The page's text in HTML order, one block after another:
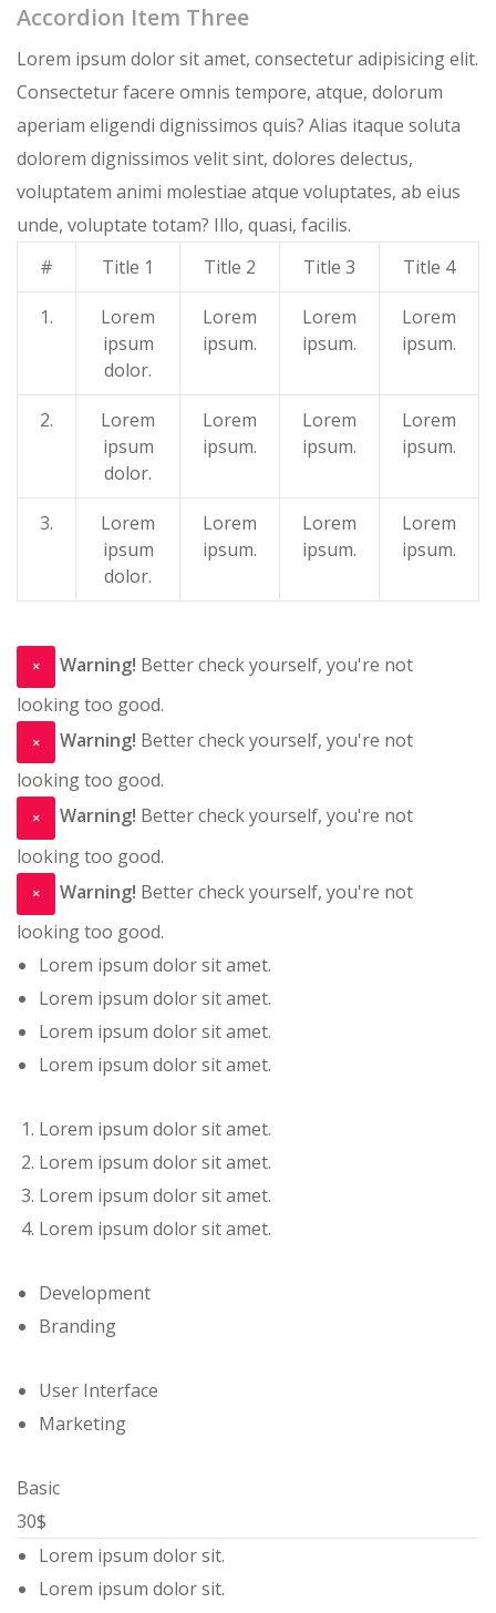
Accordion Item Three
Lorem ipsum dolor sit amet, consectetur adipisicing elit.
Consectetur facere omnis tempore, atque, dolorum
aperiam eligendi dignissimos quis? Alias itaque soluta
dolorem dignissimos velit sint, dolores delectus,
voluptatem animi molestiae atque voluptates, ab eius
unde, voluptate totam? Illo, quasi, facilis.
#
Title 1 Title 2 Title 3 Title 4
1.
Lorem
ipsum
dolor.
Lorem
ipsum.
Lorem
ipsum.
Lorem
ipsum.
2.
Lorem
ipsum
dolor.
Lorem
ipsum.
Lorem
ipsum.
Lorem
ipsum.
3.
Lorem
ipsum
dolor.
Lorem
ipsum.
Lorem
ipsum.
Lorem
ipsum.
× Warning! Better check yourself, you're not
looking too good.
× Warning! Better check yourself, you're not
looking too good.
× Warning! Better check yourself, you're not
looking too good.
× Warning! Better check yourself, you're not
looking too good.
Lorem ipsum dolor sit amet.
Lorem ipsum dolor sit amet.
Lorem ipsum dolor sit amet.
Lorem ipsum dolor sit amet.
Lorem ipsum dolor sit amet.
Lorem ipsum dolor sit amet.
Lorem ipsum dolor sit amet.
Lorem ipsum dolor sit amet.
Development
Branding
User Interface
Marketing
Basic
30$
Lorem ipsum dolor sit.
Lorem ipsum dolor sit.